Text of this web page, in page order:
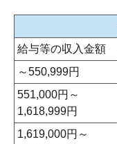
給与等の収入金額
～550,999円
551,000円～
1,618,999円
1,619,000円～